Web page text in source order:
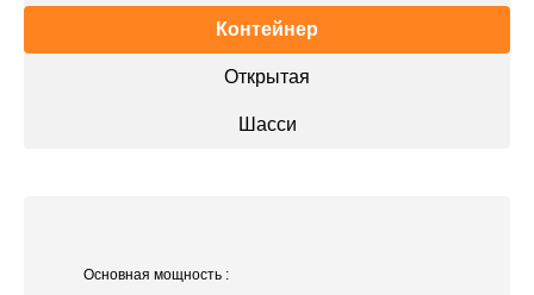
Контейнер
Открытая
Шасси
Основная мощность :